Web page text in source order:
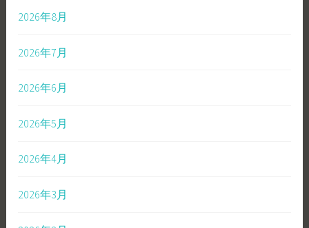
2026年8月
2026年7月
2026年6月
2026年5月
2026年4月
2026年3月